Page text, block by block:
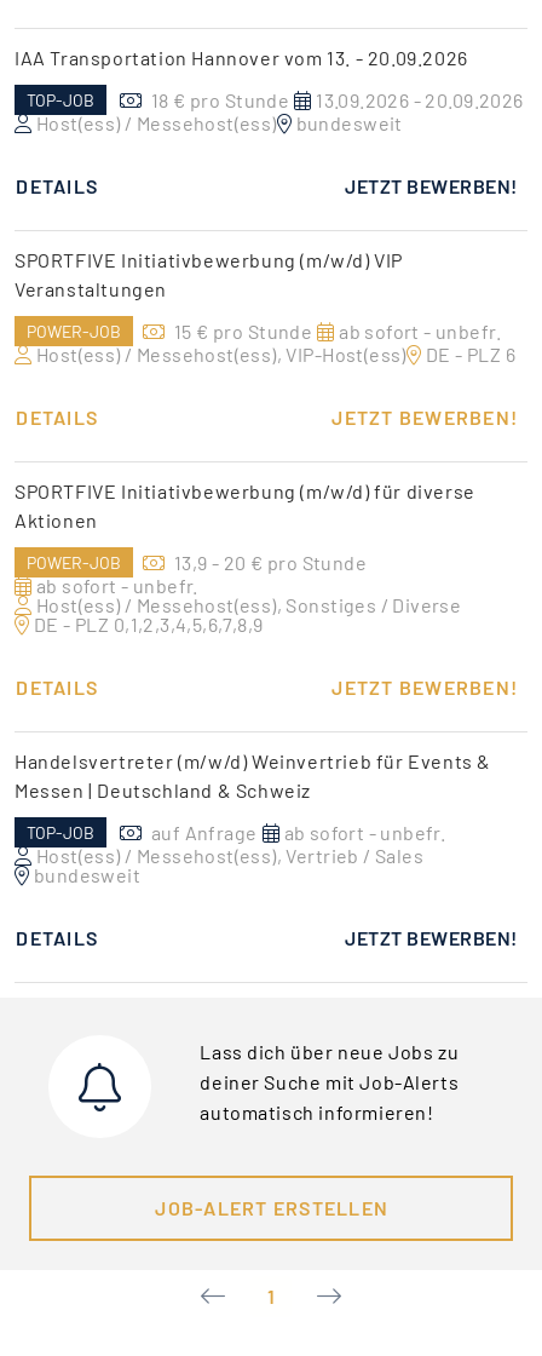
IAA Transportation Hannover vom 13. - 20.09.2026
TOP-JOB 18 € pro Stunde
13.09.2026 - 20.09.2026
Host(ess) / Messehost(ess)
bundesweit
DETAILS JETZT BEWERBEN!
SPORTFIVE Initiativbewerbung (m/w/d) VIP
Veranstaltungen
POWER-JOB 15 € pro Stunde
ab sofort - unbefr.
Host(ess) / Messehost(ess), VIP-Host(ess)
DE - PLZ 6
DETAILS JETZT BEWERBEN!
SPORTFIVE Initiativbewerbung (m/w/d) für diverse
Aktionen
POWER-JOB
13,9 - 20 € pro Stunde
ab sofort - unbefr.
Host(ess) / Messehost(ess), Sonstiges / Diverse
DE - PLZ 0,1,2,3,4,5,6,7,8,9
DETAILS JETZT BEWERBEN!
Handelsvertreter (m/w/d) Weinvertrieb für Events &
Messen | Deutschland & Schweiz
TOP-JOB auf Anfrage
ab sofort - unbefr.
Host(ess) / Messehost(ess), Vertrieb / Sales
bundesweit
DETAILS JETZT BEWERBEN!
Lass dich über neue Jobs zu
deiner Suche mit Job-Alerts
automatisch informieren!
JOB-ALERT ERSTELLEN
1